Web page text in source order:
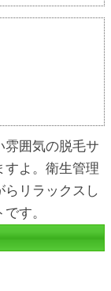
雰囲気の脱毛サ
すよ。衛生管理
らリラックスし
す。